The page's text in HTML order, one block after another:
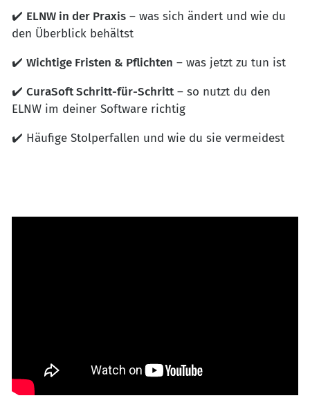
✔️ ELNW in der Praxis – was sich ändert und wie du
den Überblick behältst
✔️ Wichtige Fristen & Pflichten – was jetzt zu tun ist
✔️ CuraSoft Schritt-für-Schritt– so nutzt du den
ELNW im deiner Software richtig
✔️ Häufige Stolperfallen und wie du sie vermeidest